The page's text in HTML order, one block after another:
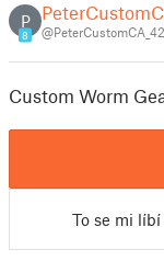
P
8
Custom Worm
To se mi líbí